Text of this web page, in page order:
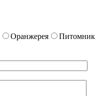
Оранжерея
Питомник